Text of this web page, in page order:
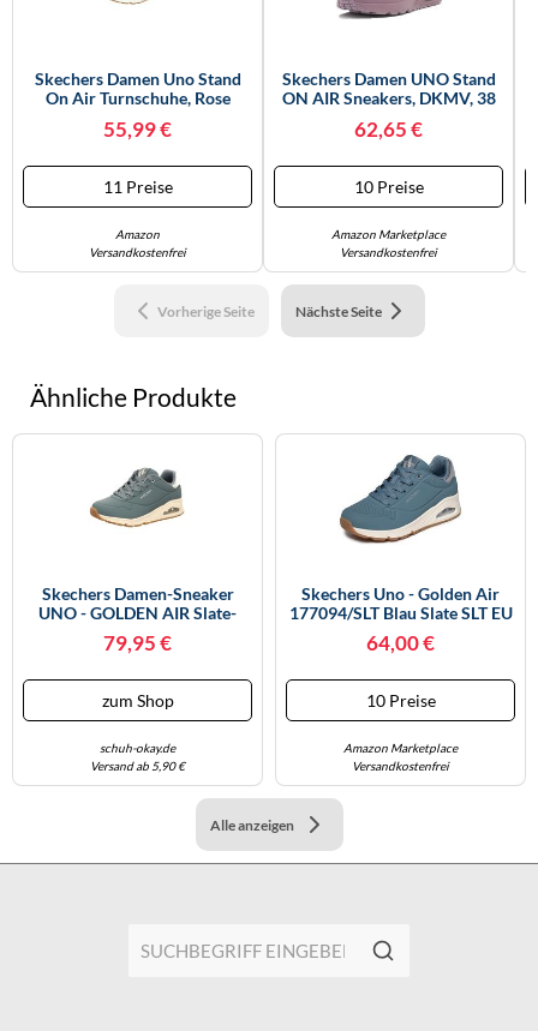
Skechers Damen Uno Stand
On Air Turnschuhe, Rose
Durabuck/ Mesh, 40 EU
55,99 €
11 Preise
Amazon
Versandkostenfrei
Skechers Damen UNO Stand
ON AIR Sneakers, DKMV, 38
EU
62,65 €
10 Preise
Amazon Marketplace
Versandkostenfrei
Vorherige Seite Nächste Seite
Ähnliche Produkte
Skechers Damen-Sneaker
UNO - GOLDEN AIR Slate-
Blau 42
79,95 €
zum Shop
schuh-okay.de
Versand ab 5,90 €
Skechers Uno - Golden Air
177094/SLT Blau Slate SLT EU
38
64,00 €
10 Preise
Amazon Marketplace
Versandkostenfrei
Alle anzeigen